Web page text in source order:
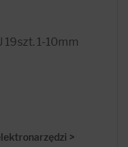
19szt. 1-10mm
>